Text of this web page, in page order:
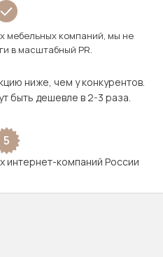
мебельных компаний, мы не
в масштабный PR.
ниже, чем у конкурентов.
быть дешевле в 2-3 раза.
5
компаний России